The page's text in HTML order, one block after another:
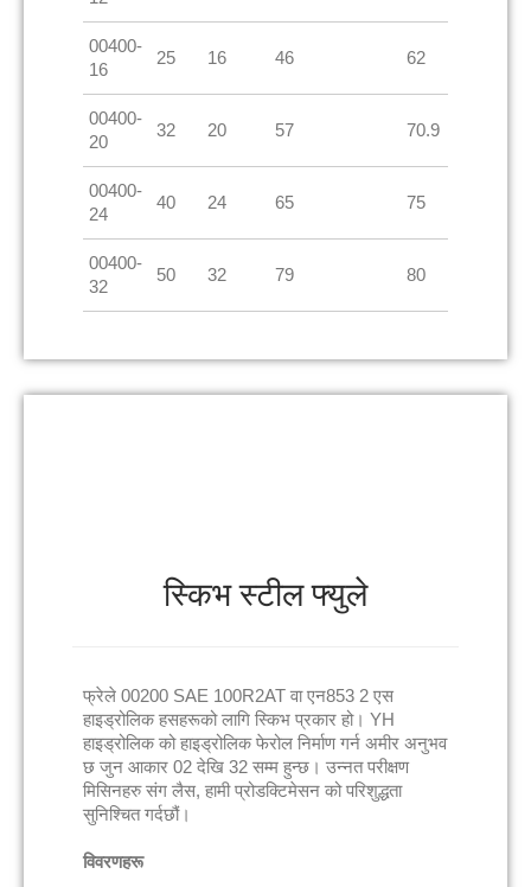
00400-
16
25 16 46 62
00400-
20
32 20 57 70.9
00400-
24
40 24 65 75
00400-
32
50 32 79 80
स्किभ स्टील फ्युले
फ्रेले 00200 SAE 100R2AT वा एन853 2 एस
हाइड्रोलिक हसहरूको लागि स्किभ प्रकार हो। YH
हाइड्रोलिक को हाइड्रोलिक फेरोल निर्माण गर्न अमीर अनुभव
छ जुन आकार 02 देखि 32 सम्म हुन्छ। उन्नत परीक्षण
मिसिनहरु संग लैस, हामी प्रोडक्टिमेसन को परिशुद्धता
सुनिश्चित गर्दछौं।
विवरणहरू